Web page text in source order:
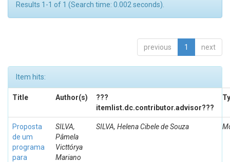
Results 1-1 of 1 (Search time: 0.002 seconds).
previous 1 next
Item hits:
Title Author(s)
???
itemlist.dc.contributor.advisor???
Proposta
de um
programa
para
SILVA,
Pâmela
Victtórya
Mariano
SILVA, Helena Cibele de Souza